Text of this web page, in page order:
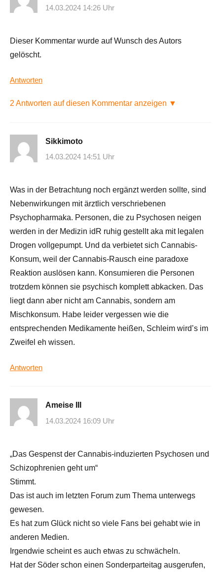
14.03.2024 14:26 Uhr
Dieser Kommentar wurde auf Wunsch des Autors
gelöscht.
Antworten
2 Antworten auf diesen Kommentar anzeigen ▼
Sikkimoto
14.03.2024 14:51 Uhr
Was in der Betrachtung noch ergänzt werden sollte, sind
Nebenwirkungen mit ärztlich verschriebenen
Psychopharmaka. Personen, die zu Psychosen neigen
werden in der Medizin idR ruhig gestellt aka mit legalen
Drogen vollgepumpt. Und da verbietet sich Cannabis-
Konsum, weil der Cannabis-Rausch eine paradoxe
Reaktion auslösen kann. Konsumieren die Personen
trotzdem können sie psychisch komplett abkacken. Das
liegt dann aber nicht am Cannabis, sondern am
Mischkonsum. Habe leider vergessen wie die
entsprechenden Medikamente heißen, Schleim wird’s im
Zweifel eh wissen.
Antworten
Ameise III
14.03.2024 16:09 Uhr
„Das Gespenst der Cannabis-induzierten Psychosen und
Schizophrenien geht um“
Stimmt.
Das ist auch im letzten Forum zum Thema unterwegs
gewesen.
Es hat zum Glück nicht so viele Fans bei gehabt wie in
anderen Medien.
Irgendwie scheint es auch etwas zu schwächeln.
Hat der Söder schon einen Sonderparteitag ausgerufen,